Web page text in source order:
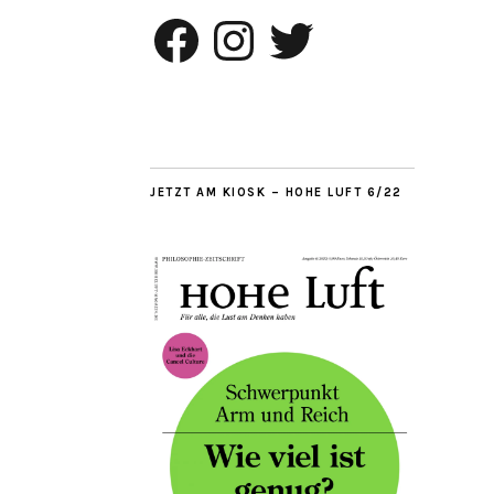
Facebook InstagramTwitter
JETZT AM KIOSK – HOHE LUFT 6/22